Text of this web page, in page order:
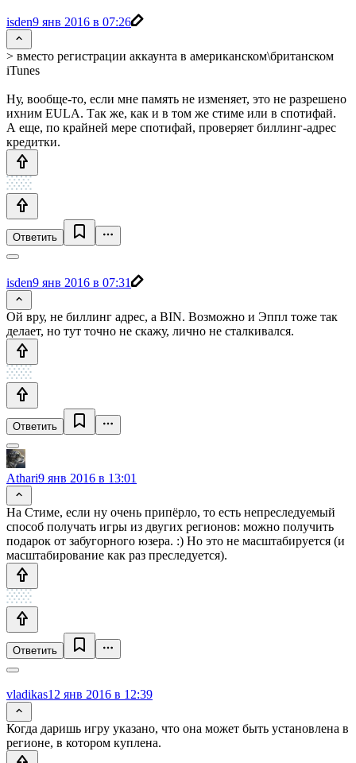
isden9 янв 2016 в 07:26
> вместо регистрации аккаунта в американском\британском
iTunes
Ну, вообще-то, если мне память не изменяет, это не разрешено
ихним EULA. Так же, как и в том же стиме или в спотифай.
А еще, по крайней мере спотифай, проверяет биллинг-адрес
кредитки.
Ответить
isden9 янв 2016 в 07:31
Ой вру, не биллинг адрес, а BIN. Возможно и Эппл тоже так
делает, но тут точно не скажу, лично не сталкивался.
Ответить
Athari9 янв 2016 в 13:01
На Стиме, если ну очень припёрло, то есть непреследуемый
способ получать игры из двугих регионов: можно получить
подарок от забугорного юзера. :) Но это не масштабируется (и
масштабирование как раз преследуется).
Ответить
vladikas12 янв 2016 в 12:39
Когда даришь игру указано, что она может быть установлена в
регионе, в котором куплена.